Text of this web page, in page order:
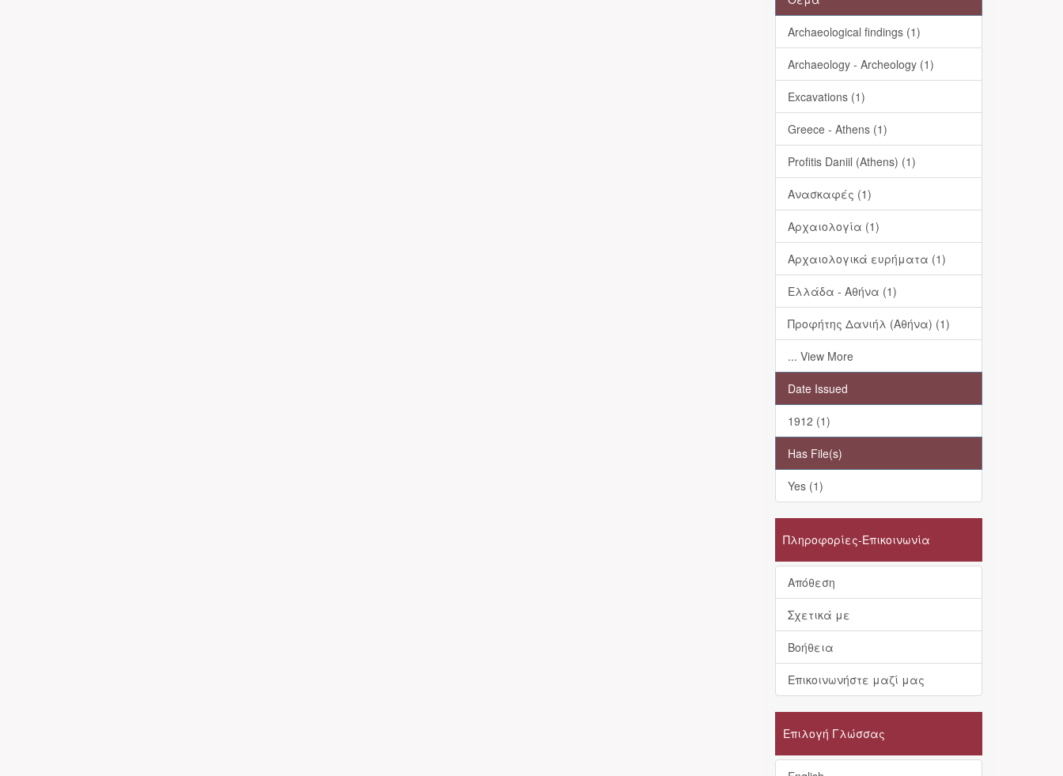
Archaeological findings (1)
Archaeology - Archeology (1)
Excavations (1)
Greece - Athens (1)
Profitis Daniil (Athens) (1)
Ανασκαφές (1)
Αρχαιολογία (1)
Αρχαιολογικά ευρήματα (1)
Ελλάδα - Αθήνα (1)
Προφήτης Δανιήλ (Αθήνα) (1)
... View More
Date Issued
1912 (1)
Has File(s)
Yes (1)
Πληροφορίες-Επικοινωνία
Απόθεση
Σχετικά με
Βοήθεια
Επικοινωνήστε μαζί μας
Επιλογή Γλώσσας